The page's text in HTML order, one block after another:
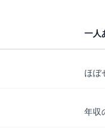
一人
ほぼ
年収